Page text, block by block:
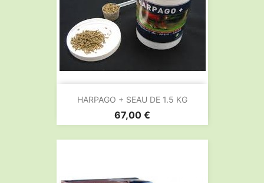
HARPAGO + SEAU DE 1.5 KG
Prix
67,00 €